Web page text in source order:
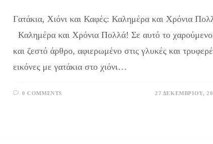
Γατάκια, Χιόνι και Καφές: Καλημέρα και Χρόνια
Καλημέρα και Χρόνια Πολλά! Σε αυτό το χαρούμενο
και ζεστό άρθρο, αφιερωμένο στις γλυκές και
εικόνες με γατάκια στο χιόνι…
0 COMMENTS 27 ΔΕΚΕΜΒΡΊΟΥ,